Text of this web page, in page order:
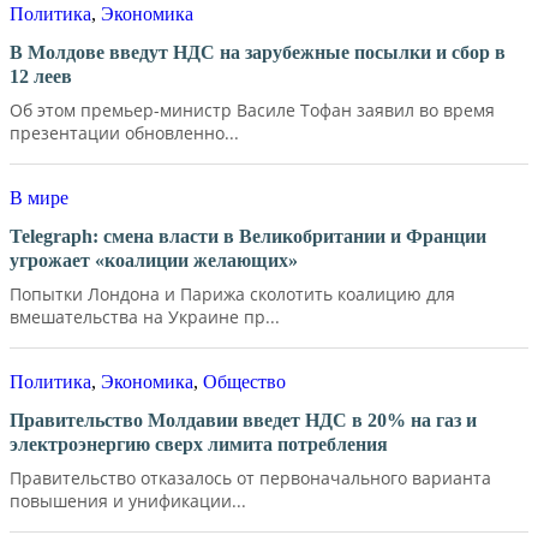
Политика, Экономика
В Молдове введут НДС на зарубежные посылки и сбор в
12 леев
Об этом премьер-министр Василе Тофан заявил во время
презентации обновленно...
В мире
Telegraph: смена власти в Великобритании и Франции
угрожает «коалиции желающих»
Попытки Лондона и Парижа сколотить коалицию для
вмешательства на Украине пр...
Политика, Экономика, Общество
Правительство Молдавии введет НДС в 20% на газ и
электроэнергию сверх лимита потребления
Правительство отказалось от первоначального варианта
повышения и унификации...